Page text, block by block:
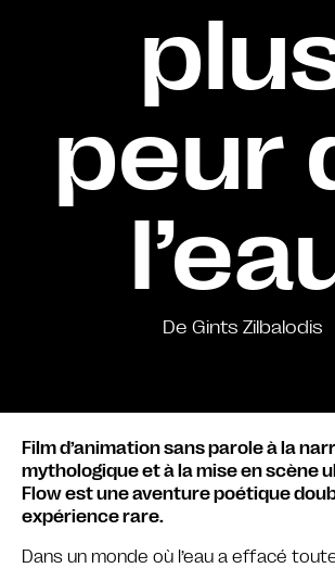
peur
De Gints Zilbalodis
Film d’animation sans parole à la
mythologique et à la mise en scène
Flow est une aventure poétique
expérience rare.
Dans un monde où l’eau a effacé